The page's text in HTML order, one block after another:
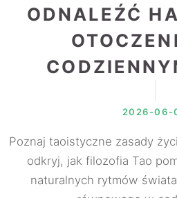
ODNALEŹĆ
2026-06-
Poznaj taoistyczne zasady
odkryj, jak filozofia Tao
naturalnych rytmów